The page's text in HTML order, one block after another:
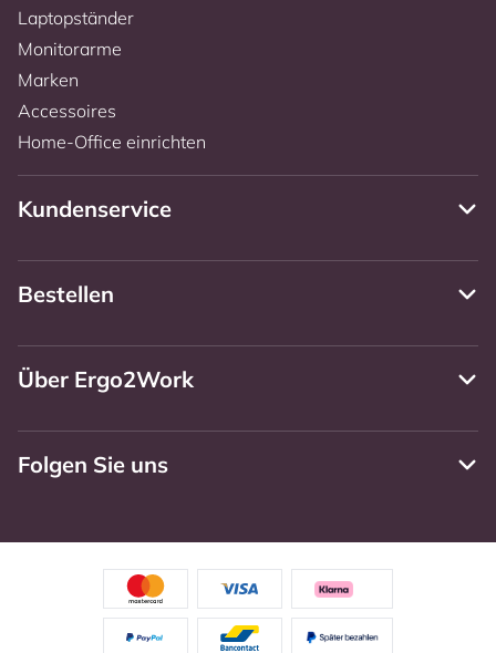
Laptopständer
Monitorarme
Marken
Accessoires
Home-Office einrichten
Kundenservice
Bestellen
Über Ergo2Work
Folgen Sie uns